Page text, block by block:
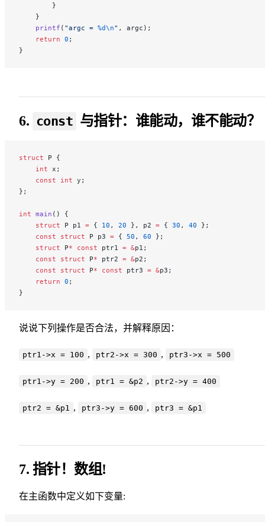
        }
    }
    printf
( "argc = %d\n" , argc);
    return
0 ;
}
6. const 与指针：谁能动，谁不能动？
struct P {
    int
x;
    const
int y;
};
int main () {
    struct
P p1 = { 10 , 20 }, p2 = { 30 , 40 };
    const
struct P p3 = { 50 , 60 };
    struct
P* const ptr1 = &p1;
    const
struct P* ptr2 = &p2;
    const
struct P* const ptr3 = &p3;
    return
0 ;
}
说说下列操作是否合法，并解释原因：
ptr1->x = 100 , ptr2->x = 300 , ptr3->x = 500
ptr1->y = 200 , ptr1 = &p2 , ptr2->y = 400
ptr2 = &p1 , ptr3->y = 600 , ptr3 = &p1
7. 指针！数组!
在主函数中定义如下变量: